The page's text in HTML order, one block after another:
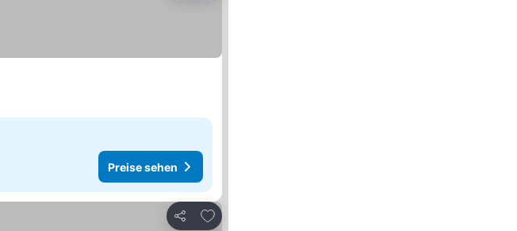
Preise sehen
Teilen
Zu Favoriten hinzufügen